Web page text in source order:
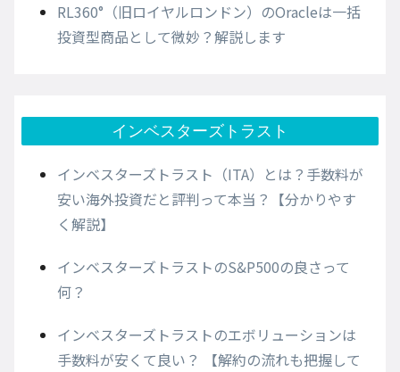
RL360°（旧ロイヤルロンドン）のOracleは一括
投資型商品として微妙？解説します
インベスターズトラスト
インベスターズトラスト（ITA）とは？手数料が
安い海外投資だと評判って本当？【分かりやす
く解説】
インベスターズトラストのS&P500の良さって
何？
インベスターズトラストのエボリューションは
手数料が安くて良い？ 【解約の流れも把握して